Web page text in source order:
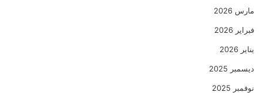
مارس 2026
فبراير 2026
يناير 2026
ديسمبر 2025
نوفمبر 2025